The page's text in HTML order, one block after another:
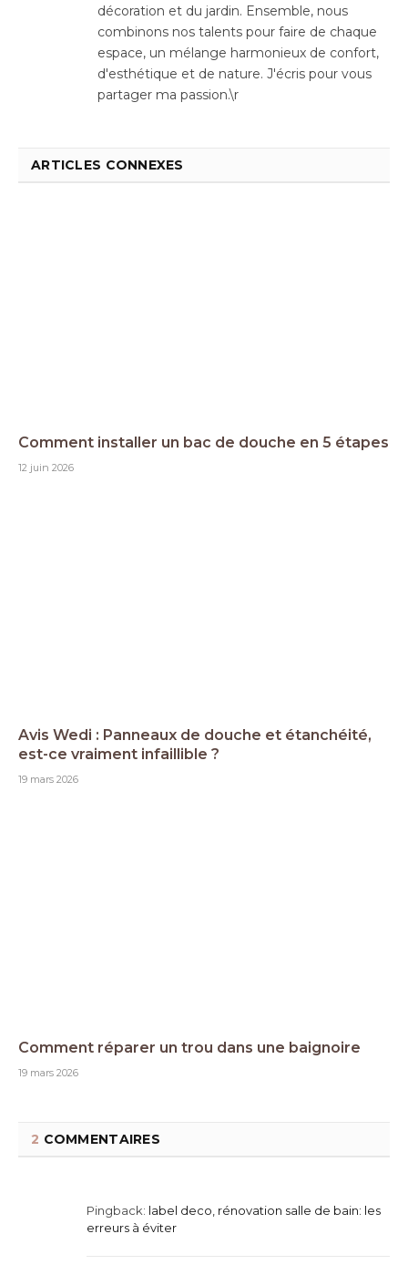
décoration et du jardin. Ensemble, nous
combinons nos talents pour faire de chaque
espace, un mélange harmonieux de confort,
d'esthétique et de nature. J'écris pour vous
partager ma passion.\r
ARTICLES CONNEXES
Comment installer un bac de douche en 5 étapes
12 juin 2026
Avis Wedi : Panneaux de douche et étanchéité,
est-ce vraiment infaillible ?
19 mars 2026
Comment réparer un trou dans une baignoire
19 mars 2026
2 COMMENTAIRES
Pingback: label deco, rénovation salle de bain: les
erreurs à éviter